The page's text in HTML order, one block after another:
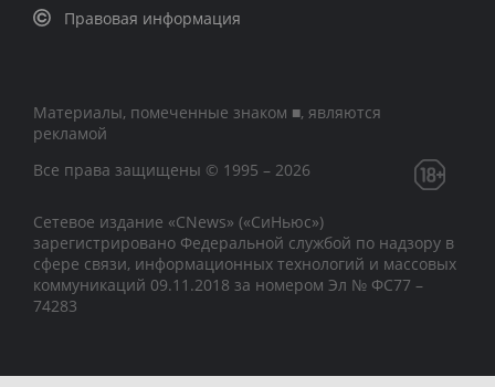
Правовая информация
Материалы, помеченные знаком ■, являются
рекламой
Все права защищены © 1995 – 2026
Сетевое издание «CNews» («СиНьюс»)
зарегистрировано Федеральной службой по надзору в
сфере связи, информационных технологий и массовых
коммуникаций 09.11.2018 за номером Эл № ФС77 –
74283